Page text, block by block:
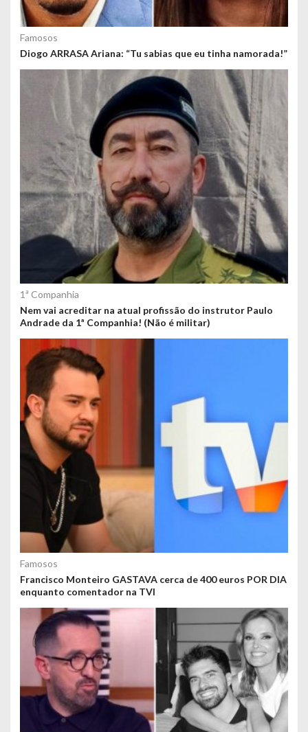
Famosos
Diogo ARRASA Ariana: “Tu sabias que eu tinha namorada!”
1ª Companhia
Nem vai acreditar na atual profissão do instrutor Paulo
Andrade da 1ª Companhia! (Não é militar)
Famosos
Francisco Monteiro GASTAVA cerca de 400 euros POR DIA
enquanto comentador na TVI